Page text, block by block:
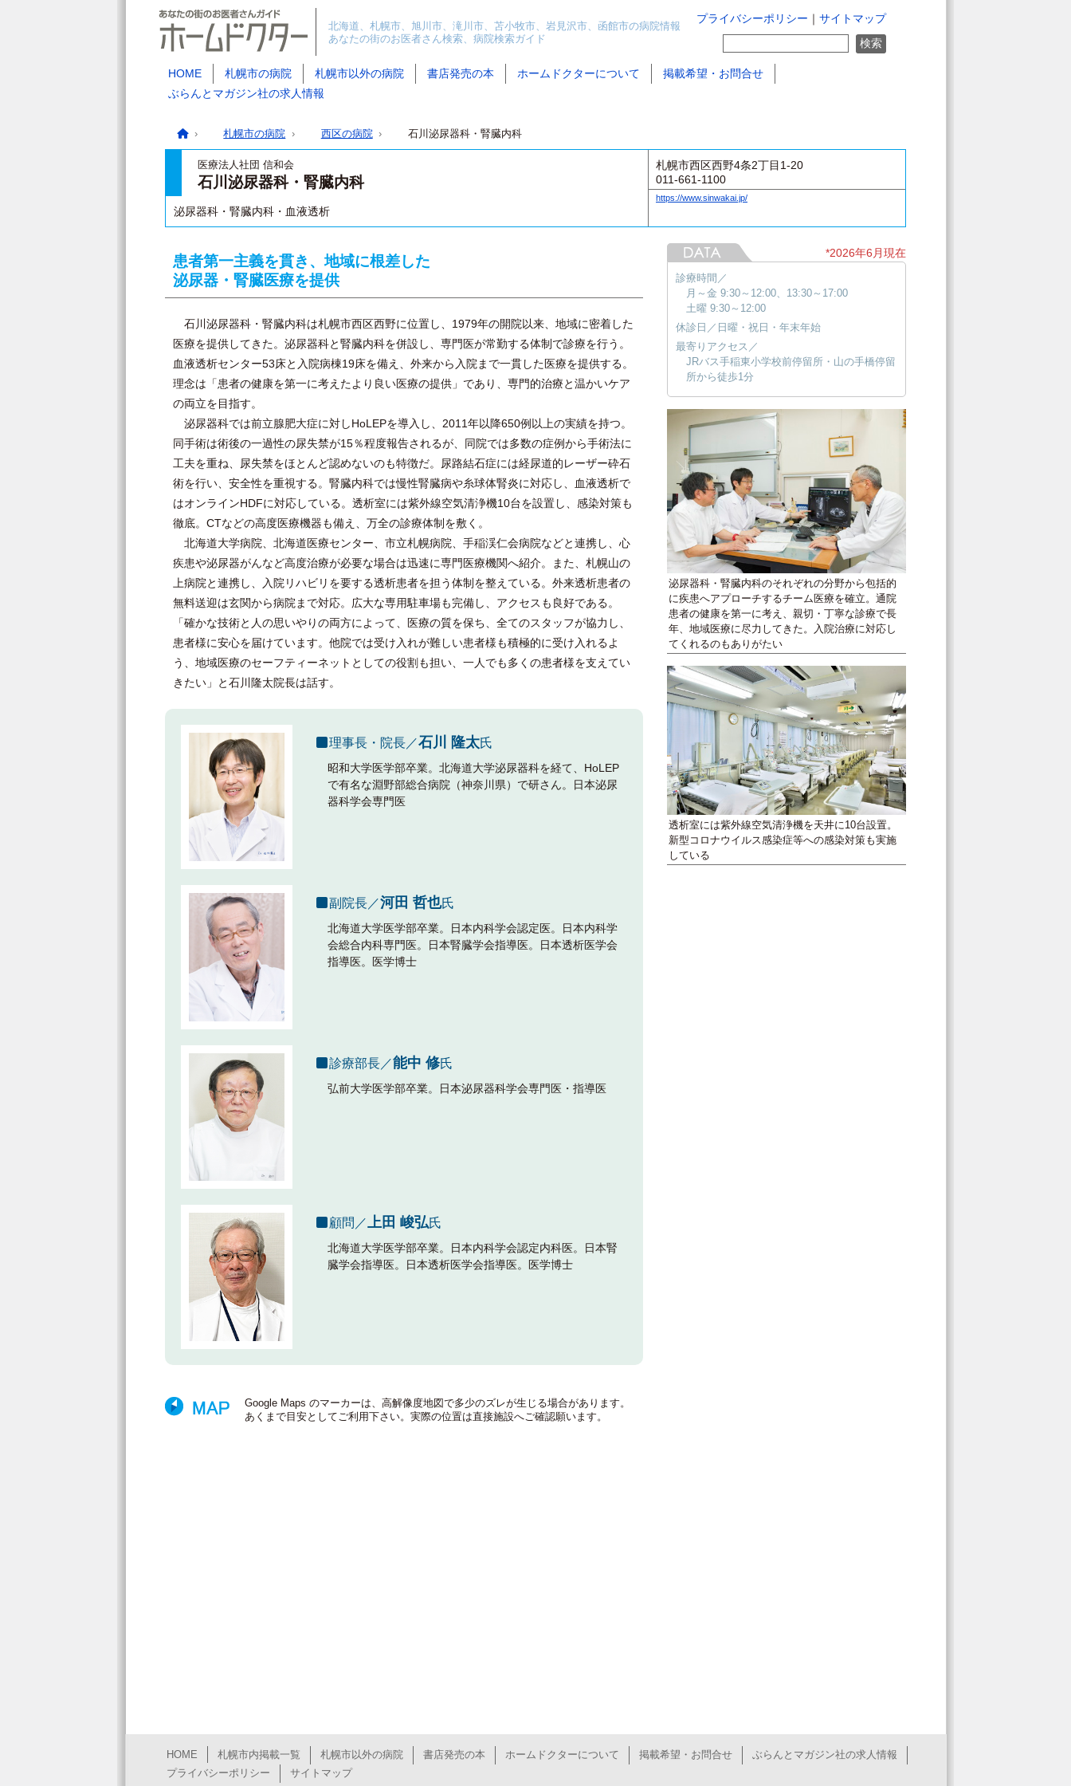
プライバシーポリシー サイトマップ
北海道、札幌市、旭川市、滝川市、苫小牧市、岩見沢市、函館市の病院情報
あなたの街のお医者さん検索、病院検索ガイド
HOME 札幌市の病院 札幌市以外の病院 書店発売の本 ホームドクターについて
掲載希望・お問合せ
ぶらんとマガジン社の求人情報
札幌市の病院 西区の病院 石川泌尿器科・腎臓内科
医療法人社団 信和会
石川泌尿器科・腎臓内科
泌尿器科・腎臓内科・血液透析
札幌市西区西野4条2丁目1-20
011-661-1100
https://www.sinwakai.jp/
患者第一主義を貫き、地域に根差した
泌尿器・腎臓医療を提供
石川泌尿器科・腎臓内科は札幌市西区西野に位置し、1979年の開院以来、地域に密着した
医療を提供してきた。泌尿器科と腎臓内科を併設し、専門医が常勤する体制で診療を行う。
血液透析センター53床と入院病棟19床を備え、外来から入院まで一貫した医療を提供する。
理念は「患者の健康を第一に考えたより良い医療の提供」であり、専門的治療と温かいケア
の両立を目指す。
泌尿器科では前立腺肥大症に対しHoLEPを導入し、2011年以降650例以上の実績を持つ。
同手術は術後の一過性の尿失禁が15％程度報告されるが、同院では多数の症例から手術法に
工夫を重ね、尿失禁をほとんど認めないのも特徴だ。尿路結石症には経尿道的レーザー砕石
術を行い、安全性を重視する。腎臓内科では慢性腎臓病や糸球体腎炎に対応し、血液透析で
はオンラインHDFに対応している。透析室には紫外線空気清浄機10台を設置し、感染対策も
徹底。CTなどの高度医療機器も備え、万全の診療体制を敷く。
北海道大学病院、北海道医療センター、市立札幌病院、手稲渓仁会病院などと連携し、心
疾患や泌尿器がんなど高度治療が必要な場合は迅速に専門医療機関へ紹介。また、札幌山の
上病院と連携し、入院リハビリを要する透析患者を担う体制を整えている。外来透析患者の
無料送迎は玄関から病院まで対応。広大な専用駐車場も完備し、アクセスも良好である。
「確かな技術と人の思いやりの両方によって、医療の質を保ち、全てのスタッフが協力し、
患者様に安心を届けています。他院では受け入れが難しい患者様も積極的に受け入れるよ
う、地域医療のセーフティーネットとしての役割も担い、一人でも多くの患者様を支えてい
きたい」と石川隆太院長は話す。
理事長・院長／石川 隆太氏
昭和大学医学部卒業。北海道大学泌尿器科を経て、HoLEP
で有名な淵野部総合病院（神奈川県）で研さん。日本泌尿
器科学会専門医
副院長／河田 哲也氏
北海道大学医学部卒業。日本内科学会認定医。日本内科学
会総合内科専門医。日本腎臓学会指導医。日本透析医学会
指導医。医学博士
診療部長／能中 修氏
弘前大学医学部卒業。日本泌尿器科学会専門医・指導医
顧問／上田 峻弘氏
北海道大学医学部卒業。日本内科学会認定内科医。日本腎
臓学会指導医。日本透析医学会指導医。医学博士
Google Maps のマーカーは、高解像度地図で多少のズレが生じる場合があります。
あくまで目安としてご利用下さい。実際の位置は直接施設へご確認願います。
*2026年6月現在
診療時間／
月～金 9:30～12:00、13:30～17:00
土曜 9:30～12:00
休診日／日曜・祝日・年末年始
最寄りアクセス／
JRバス手稲東小学校前停留所・山の手橋停留
所から徒歩1分
泌尿器科・腎臓内科のそれぞれの分野から包括的
に疾患へアプローチするチーム医療を確立。通院
患者の健康を第一に考え、親切・丁寧な診療で長
年、地域医療に尽力してきた。入院治療に対応し
てくれるのもありがたい
透析室には紫外線空気清浄機を天井に10台設置。
新型コロナウイルス感染症等への感染対策も実施
している
HOME 札幌市内掲載一覧 札幌市以外の病院 書店発売の本 ホームドクターについて 掲載希望・お問合せ
ぶらんとマガジン社の求人情報
プライバシーポリシー
サイトマップ